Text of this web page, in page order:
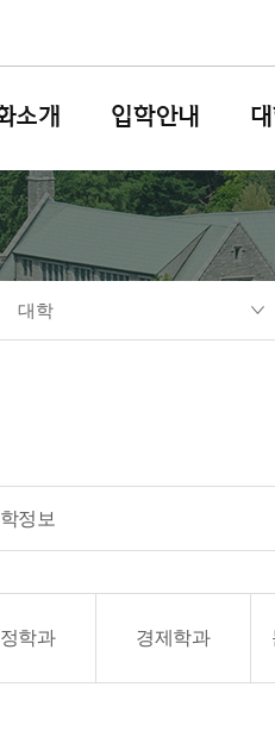
소개 입학안내
대학
정보
학과 경제학과